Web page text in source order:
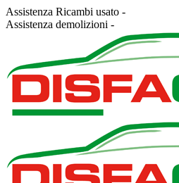
Assistenza Ricambi usato -
Assistenza demolizioni -